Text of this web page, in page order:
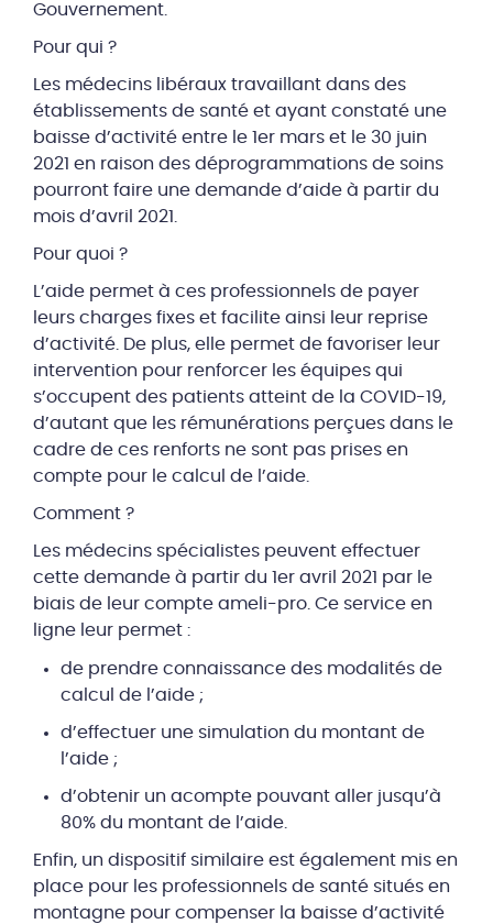
Gouvernement.
Pour qui ?
Les médecins libéraux travaillant dans des
établissements de santé et ayant constaté une
baisse d’activité entre le 1er mars et le 30 juin
2021 en raison des déprogrammations de soins
pourront faire une demande d’aide à partir du
mois d’avril 2021.
Pour quoi ?
L’aide permet à ces professionnels de payer
leurs charges fixes et facilite ainsi leur reprise
d’activité. De plus, elle permet de favoriser leur
intervention pour renforcer les équipes qui
s’occupent des patients atteint de la COVID-19,
d’autant que les rémunérations perçues dans le
cadre de ces renforts ne sont pas prises en
compte pour le calcul de l’aide.
Comment ?
Les médecins spécialistes peuvent effectuer
cette demande à partir du 1er avril 2021 par le
biais de leur compte ameli-pro. Ce service en
ligne leur permet :
de prendre connaissance des modalités de
calcul de l’aide ;
d’effectuer une simulation du montant de
l’aide ;
d’obtenir un acompte pouvant aller jusqu’à
80% du montant de l’aide.
Enfin, un dispositif similaire est également mis en
place pour les professionnels de santé situés en
montagne pour compenser la baisse d’activité